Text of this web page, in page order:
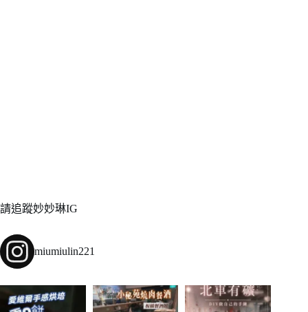
請追蹤妙妙琳IG
miumiulin221